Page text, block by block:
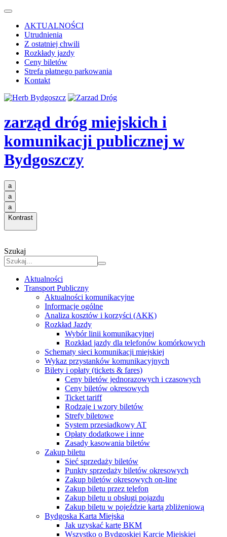
AKTUALNOŚCI
Utrudnienia
Z ostatniej chwili
Rozkłady jazdy
Ceny biletów
Strefa płatnego parkowania
Kontakt
zarząd dróg miejskich i
komunikacji publicznej w
Bydgoszczy
a
a
a
Kontrast
Szukaj
Aktualności
Transport Publiczny
Aktualności komunikacyjne
Informacje ogólne
Analiza kosztów i korzyści (AKK)
Rozkład Jazdy
Wybór linii komunikacyjnej
Rozkład jazdy dla telefonów komórkowych
Schematy sieci komunikacji miejskiej
Wykaz przystanków komunikacyjnych
Bilety i opłaty (tickets & fares)
Ceny biletów jednorazowych i czasowych
Ceny biletów okresowych
Ticket tariff
Rodzaje i wzory biletów
Strefy biletowe
System przesiadkowy AT
Opłaty dodatkowe i inne
Zasady kasowania biletów
Zakup biletu
Sieć sprzedaży biletów
Punkty sprzedaży biletów okresowych
Zakup biletów okresowych on-line
Zakup biletu przez telefon
Zakup biletu u obsługi pojazdu
Zakup biletu w pojeździe kartą zbliżeniową
Bydgoska Karta Miejska
Jak uzyskać kartę BKM
Wszystko o Bydgoskiej Karcie Miejskiej